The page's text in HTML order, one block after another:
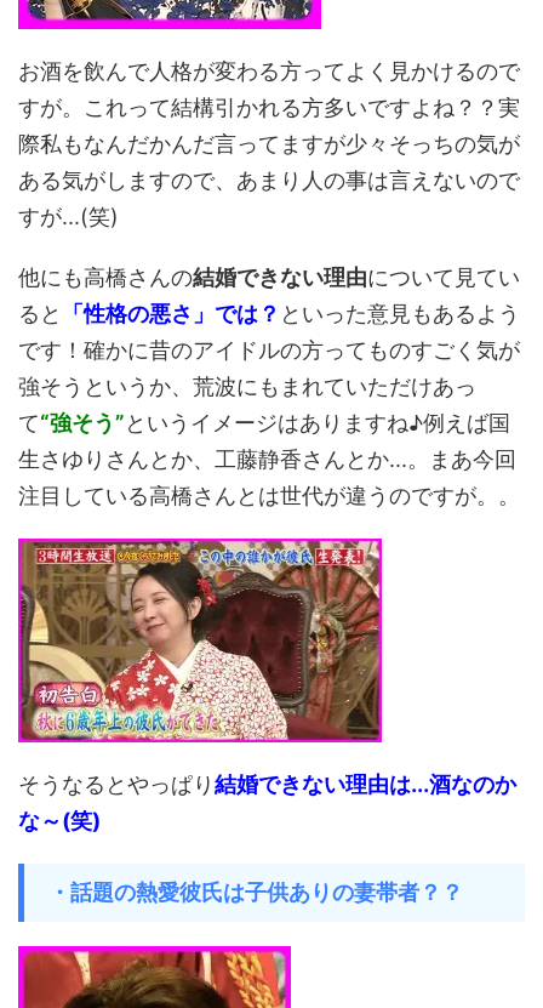
お酒を飲んで人格が変わる方ってよく見かけるので
すが。これって結構引かれる方多いですよね？？実
際私もなんだかんだ言ってますが少々そっちの気が
ある気がしますので、あまり人の事は言えないので
すが...(笑)
他にも高橋さんの結婚できない理由について見てい
ると
「性格の悪さ」では？ といった意見もあるよう
です！確かに昔のアイドルの方ってものすごく気が
強そうというか、荒波にもまれていただけあっ
て“強そう”というイメージはありますね♪例えば国
生さゆりさんとか、工藤静香さんとか...。まあ今回
注目している高橋さんとは世代が違うのですが。。
そうなるとやっぱり結婚できない理由は...酒なのか
な～(笑)
・話題の熱愛彼氏は子供ありの妻帯者？？